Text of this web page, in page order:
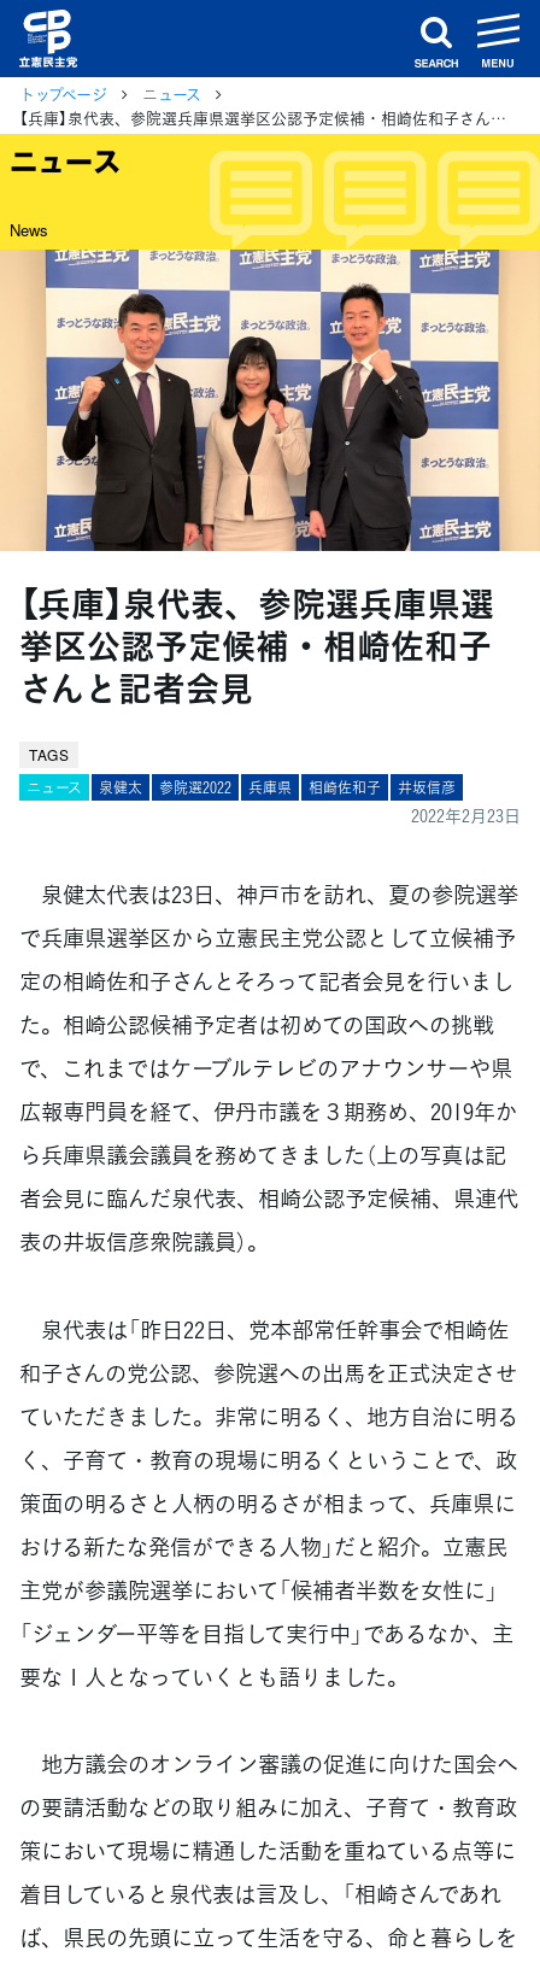
search
トップページ
ニュース
【兵庫】泉代表、参院選兵庫県選挙区公認予定候補・相崎佐和子さんと記者会見
ニュース
News
【兵庫】泉代表、参院選兵庫県選
挙区公認予定候補・相崎佐和子
さんと記者会見
TAGS
ニュース 泉健太 参院選2022 兵庫県 相崎佐和子 井坂信彦
2022年2月23日
泉健太代表は23日、神戸市を訪れ、夏の参院選挙
で兵庫県選挙区から立憲民主党公認として立候補予
定の相崎佐和子さんとそろって記者会見を行いまし
た。相崎公認候補予定者は初めての国政への挑戦
で、これまではケーブルテレビのアナウンサーや県
広報専門員を経て、伊丹市議を３期務め、2019年か
ら兵庫県議会議員を務めてきました（上の写真は記
者会見に臨んだ泉代表、相崎公認予定候補、県連代
表の井坂信彦衆院議員）。
泉代表は「昨日22日、党本部常任幹事会で相崎佐
和子さんの党公認、参院選への出馬を正式決定させ
ていただきました。非常に明るく、地方自治に明る
く、子育て・教育の現場に明るくということで、政
策面の明るさと人柄の明るさが相まって、兵庫県に
おける新たな発信ができる人物」だと紹介。立憲民
主党が参議院選挙において「候補者半数を女性に」
「ジェンダー平等を目指して実行中」であるなか、主
要な１人となっていくとも語りました。
地方議会のオンライン審議の促進に向けた国会へ
の要請活動などの取り組みに加え、子育て・教育政
策において現場に精通した活動を重ねている点等に
着目していると泉代表は言及し、「相崎さんであれ
ば、県民の先頭に立って生活を守る、命と暮らしを